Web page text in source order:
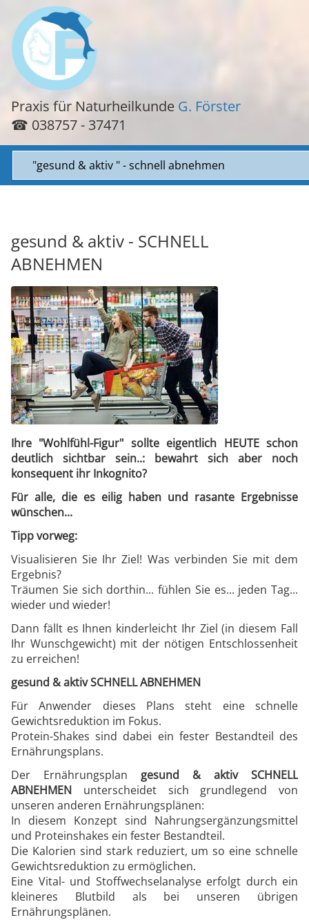
Praxis für Naturheilkunde G. Förster
☎ 038757 - 37471
Zielseite
gesund & aktiv - SCHNELL
ABNEHMEN
Ihre "Wohlfühl-Figur" sollte eigentlich HEUTE schon
deutlich sichtbar sein..: bewahrt sich aber noch
konsequent ihr Inkognito?
Für alle, die es eilig haben und rasante Ergebnisse
wünschen...
Tipp vorweg:
Visualisieren Sie Ihr Ziel! Was verbinden Sie mit dem
Ergebnis?
Träumen Sie sich dorthin... fühlen Sie es... jeden Tag...
wieder und wieder!
Dann fällt es Ihnen kinderleicht Ihr Ziel (in diesem Fall
Ihr Wunschgewicht) mit der nötigen Entschlossenheit
zu erreichen!
gesund & aktiv SCHNELL ABNEHMEN
Für Anwender dieses Plans steht eine schnelle
Gewichtsreduktion im Fokus.
Protein-Shakes sind dabei ein fester Bestandteil des
Ernährungsplans.
Der Ernährungsplan gesund & aktiv SCHNELL
ABNEHMEN unterscheidet sich grundlegend von
unseren anderen Ernährungsplänen:
In diesem Konzept sind Nahrungsergänzungsmittel
und Proteinshakes ein fester Bestandteil.
Die Kalorien sind stark reduziert, um so eine schnelle
Gewichtsreduktion zu ermöglichen.
Eine Vital- und Stoffwechselanalyse erfolgt durch ein
kleineres Blutbild als bei unseren übrigen
Ernährungsplänen.